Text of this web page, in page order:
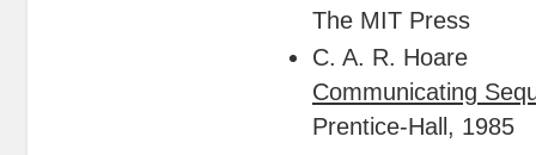
The MIT Press
C. A. R. Hoare
Communicating
Prentice-Hall, 1985